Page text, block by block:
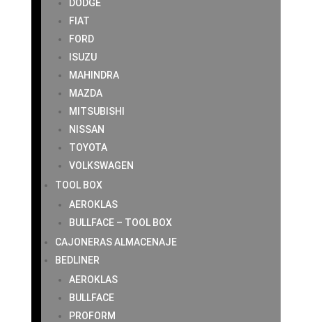
DODGE
FIAT
FORD
ISUZU
MAHINDRA
MAZDA
MITSUBISHI
NISSAN
TOYOTA
VOLKSWAGEN
TOOL BOX
AEROKLAS
BULLFACE – TOOL BOX
CAJONERAS ALMACENAJE
BEDLINER
AEROKLAS
BULLFACE
PROFORM